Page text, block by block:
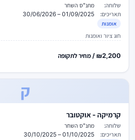
שלוחה:
מתנ"ס השחר
תאריכים:
01/09/2025 – 30/06/2026
אומנות
חוג ציור ואומנות
₪2,200 / מחיר לתקופה
ק
קרמיקה - אוקטובר
שלוחה:
מתנ"ס השחר
תאריכים:
01/10/2025 – 30/10/2025